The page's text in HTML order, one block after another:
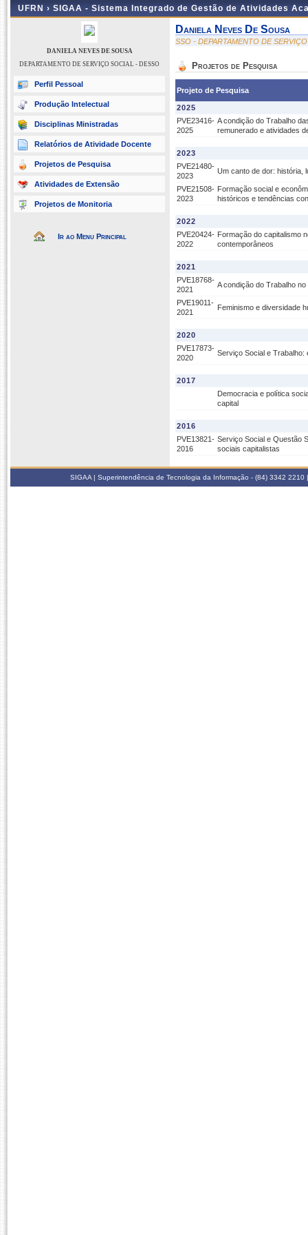
UFRN › SIGAA - Sistema Integrado de Gestão de Atividades
DANIELA NEVES DE SOUSA
DEPARTAMENTO DE SERVIÇO SOCIAL - DESSO
Perfil Pessoal
Produção Intelectual
Disciplinas Ministradas
Relatórios de Atividade Docente
Projetos de Pesquisa
Atividades de Extensão
Projetos de Monitoria
Ir ao Menu Principal
Daniela Neves De Sousa
SSO - DEPARTAMENTO DE
Projetos de Pesquisa
Projeto de Pesquisa
2025
PVE23416-
2025
A condição do Trabalho
remunerado e atividades
2023
PVE21480-
2023
Um canto de dor: história,
PVE21508-
2023
Formação social e
históricos e tendências
2022
PVE20424-
2022
Formação do capitalismo
contemporâneos
2021
PVE18768-
2021
A condição do Trabalho no
PVE19011-
2021
Feminismo e diversidade
2020
PVE17873-
2020
Serviço Social e
2017
Democracia e política
capital
2016
PVE13821-
2016
Serviço Social e Questão
sociais capitalistas
SIGAA | Superintendência de Tecnologia da Informação - (84) 3342